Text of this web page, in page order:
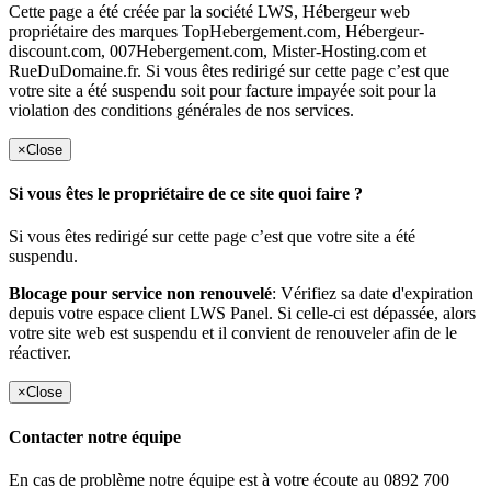
Cette page a été créée par la société LWS, Hébergeur web
propriétaire des marques TopHebergement.com, Hébergeur-
discount.com, 007Hebergement.com, Mister-Hosting.com et
RueDuDomaine.fr. Si vous êtes redirigé sur cette page c’est que
votre site a été suspendu soit pour facture impayée soit pour la
violation des conditions générales de nos services.
×Close
Si vous êtes le propriétaire de ce site quoi faire ?
Si vous êtes redirigé sur cette page c’est que votre site a été
suspendu.
Blocage pour service non renouvelé: Vérifiez sa date d'expiration
depuis votre espace client LWS Panel. Si celle-ci est dépassée, alors
votre site web est suspendu et il convient de renouveler afin de le
réactiver.
×Close
Contacter notre équipe
En cas de problème notre équipe est à votre écoute au 0892 700